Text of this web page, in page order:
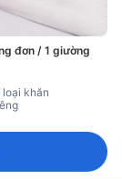
đơn / 1 giường
loại khăn